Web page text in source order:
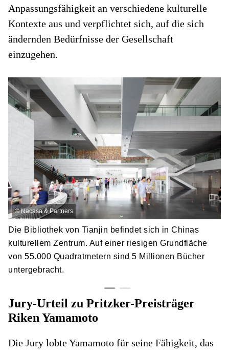
Anpassungsfähigkeit an verschiedene kulturelle
Kontexte aus und verpflichtet sich, auf die sich
ändernden Bedürfnisse der Gesellschaft
einzugehen.
© Nacasa & Partners
Die Bibliothek von Tianjin befindet sich in Chinas
kulturellem Zentrum. Auf einer riesigen Grundfläche
von 55.000 Quadratmetern sind 5 Millionen Bücher
untergebracht.
Jury-Urteil zu Pritzker-Preisträger
Riken Yamamoto
Die Jury lobte Yamamoto für seine Fähigkeit, das